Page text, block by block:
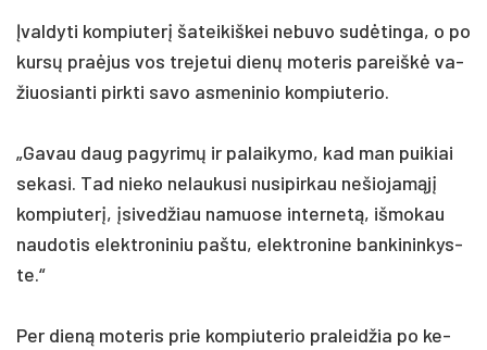
Įval­dy­ti kom­piu­terį ša­tei­kiš­kei ne­bu­vo su­dėtin­ga, o po
kursų pra­ėjus vos tre­je­tui dienų mo­te­ris pa­reiškė va­
žiuo­sian­ti pirk­ti sa­vo as­me­ni­nio kom­piu­te­rio.
„Ga­vau daug pa­gy­rimų ir pa­lai­ky­mo, kad man pui­kiai
se­ka­si. Tad nie­ko ne­lau­ku­si nu­si­pir­kau ne­šio­jamąjį
kom­piu­terį, įsi­ved­žiau na­muo­se in­ter­netą, iš­mo­kau
nau­do­tis elekt­ro­ni­niu pa­štu, elekt­ro­ni­ne ban­ki­nin­kys­
te.“
Per dieną mo­te­ris prie kom­piu­te­rio pra­leid­žia po ke­